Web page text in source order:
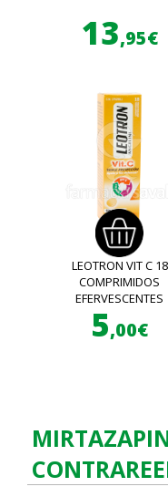
13,95€
LEOTRON VIT C 18
COMPRIMIDOS
EFERVESCENTES
5,00€